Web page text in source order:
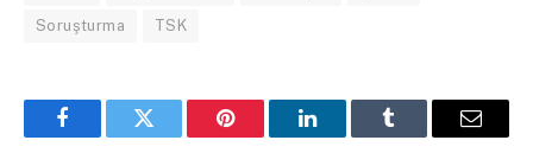
Soruşturma TSK
FacebookTwitter Pinterest LinkedInTumblr Email